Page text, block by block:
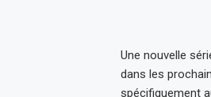
Une nouvelle
dans les
spécifiquement